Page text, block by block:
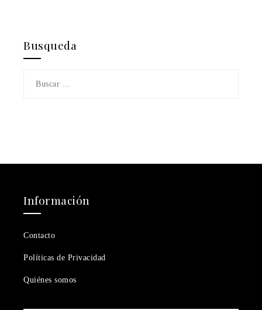
Busqueda
Información
Contacto
Políticas de Privacidad
Quiénes somos